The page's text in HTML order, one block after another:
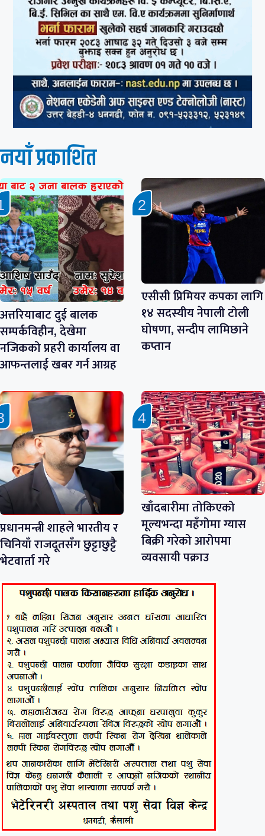
नयाँ प्रकाशित
अत्तरियाबाट दुई बालक
सम्पर्कविहीन, देखेमा
नजिकको प्रहरी कार्यालय वा
आफन्तलाई खबर गर्न आग्रह
एसीसी प्रिमियर कपका लागि
१४ सदस्यीय नेपाली टोली
घोषणा, सन्दीप लामिछाने
कप्तान
प्रधानमन्त्री शाहले भारतीय र
चिनियाँ राजदूतसँग छुट्टाछुट्टै
भेटवार्ता गरे
खाँदबारीमा तोकिएको
मूल्यभन्दा महँगोमा ग्यास
बिक्री गरेको आरोपमा
व्यवसायी पक्राउ